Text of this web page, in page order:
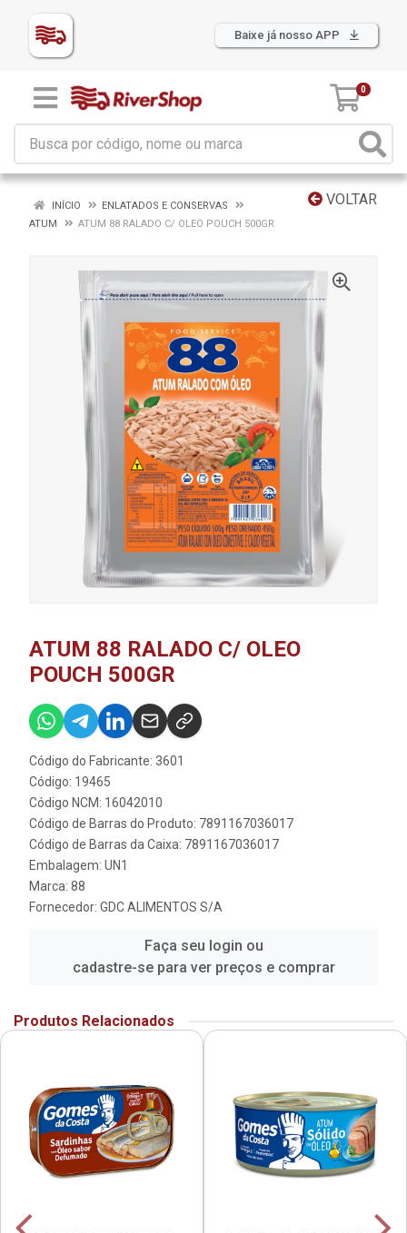
Baixe já nosso APP
0
VOLTAR
INÍCIO
ENLATADOS E CONSERVAS
ATUM
ATUM 88 RALADO C/ OLEO POUCH 500GR
ATUM 88 RALADO C/ OLEO
POUCH 500GR
Código do Fabricante: 3601
Código: 19465
Código NCM: 16042010
Código de Barras do Produto: 7891167036017
Código de Barras da Caixa: 7891167036017
Embalagem: UN1
Marca: 88
Fornecedor: GDC ALIMENTOS S/A
Faça seu login ou
cadastre-se para ver preços e comprar
Produtos Relacionados